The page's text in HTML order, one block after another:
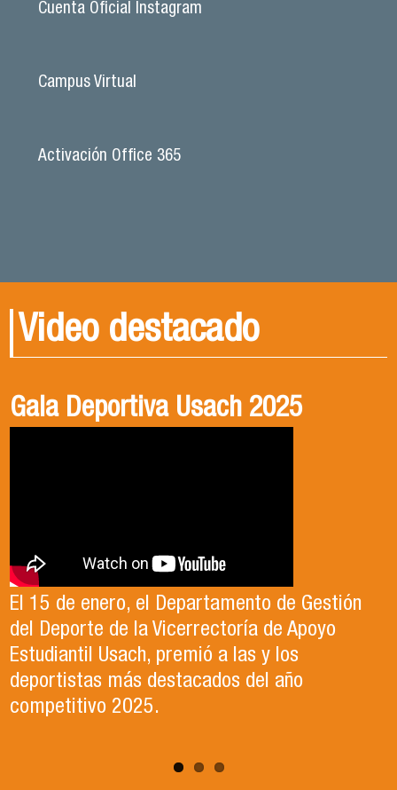
Cuenta Oficial Instagram
Campus Virtual
Activación Office 365
Video destacado
Gala Deportiva Usach 2025
El 15 de enero, el Departamento de Gestión
del Deporte de la Vicerrectoría de Apoyo
Estudiantil Usach, premió a las y los
deportistas más destacados del año
competitivo 2025.
Usach en el Territorio, capítulo 2
En este segundo capítulo conoceremos el
Proyecto Ludo Inclusión, liderado por el
profesor Claudio Farías y estudiantes de
Pedagogía en Educación Física de la Facultad
de Ciencias Médicas de la Uni
Candidatura Director de Escuela
Te invitamos a revisar el video de nuestro
candidato , el Dr. Celso Sanchez para el cargo
de Director de Escuela período 2025-2026.